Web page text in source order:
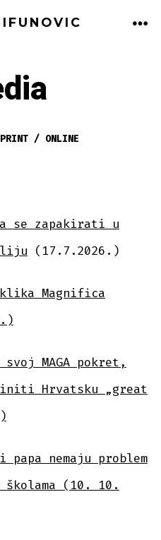
/ ONLINE
se zapakirati u
(17.7.2026.)
Magnifica
MAGA pokret,
Hrvatsku „great
nemaju problem
školama (10. 10.